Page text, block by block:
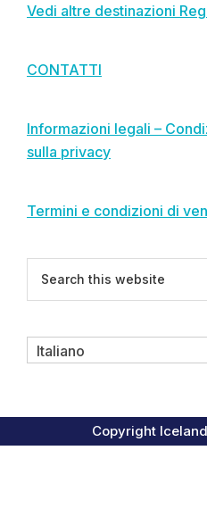
Vedi altre destinazioni
CONTATTI
Informazioni legali –
sulla privacy
Termini e condizioni di
Italiano
Copyright